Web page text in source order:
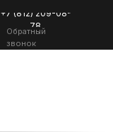
+7 (812) 209-08-
78
Обратный
звонок